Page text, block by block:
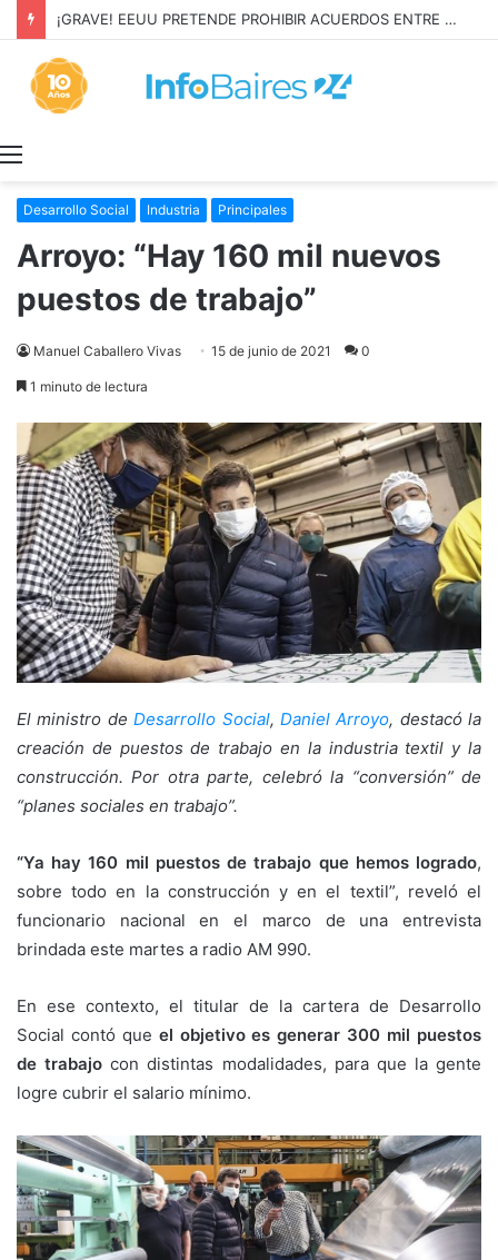
¡GRAVE! EEUU PRETENDE PROHIBIR ACUERDOS ENTRE CHINA Y UNA COOPERATIVA EN NEUQUÉN
Desarrollo Social Industria Principales
Arroyo: “Hay 160 mil nuevos
puestos de trabajo”
Manuel Caballero Vivas 15 de junio de 2021 0
1 minuto de lectura
El ministro deDesarrollo Social, Daniel Arroyo, destacó la
creación de puestos de trabajo en la industria textil y la
construcción. Por otra parte, celebró la “conversión” de
“planes sociales en trabajo”.
“Ya hay 160 mil puestos de trabajo que hemos logrado,
sobre todo en la construcción y en el textil”, reveló el
funcionario nacional en el marco de una entrevista
brindada este martes a radio AM 990.
En ese contexto, el titular de la cartera de Desarrollo
Social contó que el objetivo es generar 300 mil puestos
de trabajo con distintas modalidades, para que la gente
logre cubrir el salario mínimo.